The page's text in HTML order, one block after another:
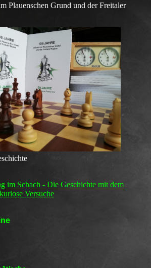
Plauenschen Grund und der Freitaler
im Schach - Die Geschichte mit dem
Versuche